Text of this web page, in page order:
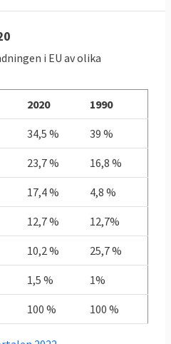
3,21 2,93 - 9 %
5,03
4,21
toe
- 16 %
i tabellen för att se
i mål
att Grekland som
sitt klimatmål när
målen. Sverige
i den ligan. I botten
och Bulgarien.
i EU av olika
2020 1990
34,5 % 39 %
23,7 % 16,8 %
17,4 % 4,8 %
12,7 % 12,7%
10,2 % 25,7 %
1,5 % 1%
100 % 100 %